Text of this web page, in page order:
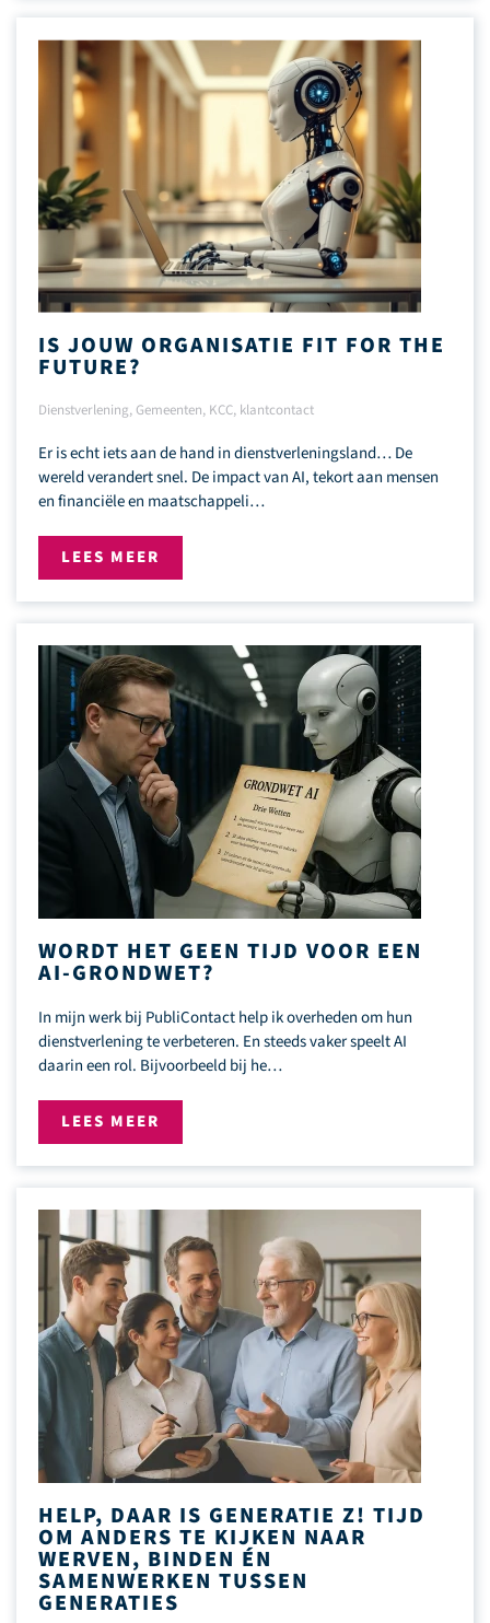
IS JOUW ORGANISATIE FIT FOR THE
FUTURE?
Dienstverlening, Gemeenten, KCC, klantcontact
Er is echt iets aan de hand in dienstverleningsland… De
wereld verandert snel. De impact van AI, tekort aan mensen
en financiële en maatschappeli…
LEES MEER
WORDT HET GEEN TIJD VOOR EEN
AI-GRONDWET?
In mijn werk bij PubliContact help ik overheden om hun
dienstverlening te verbeteren. En steeds vaker speelt AI
daarin een rol. Bijvoorbeeld bij he…
LEES MEER
HELP, DAAR IS GENERATIE Z! TIJD
OM ANDERS TE KIJKEN NAAR
WERVEN, BINDEN ÉN
SAMENWERKEN TUSSEN
GENERATIES